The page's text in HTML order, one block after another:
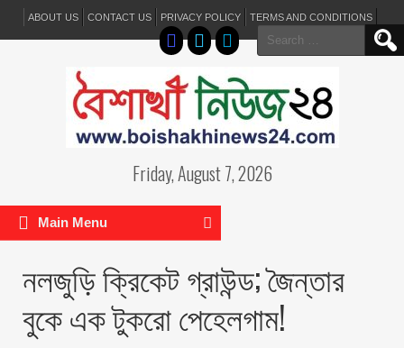
ABOUT US CONTACT US PRIVACY POLICY TERMS AND CONDITIONS
Search
for:
Friday, August 7, 2026
Main Menu
নলজুড়ি ক্রিকেট গ্রাউন্ড; জৈন্তার
বুকে এক টুকরো পেহেলগাম!